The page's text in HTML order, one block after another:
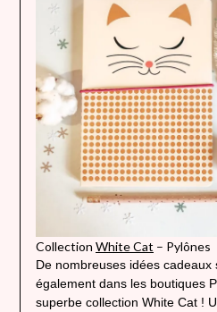
Collection White Cat – Pylônes
De nombreuses idées cadeaux
également dans les boutiques
superbe collection White Cat !